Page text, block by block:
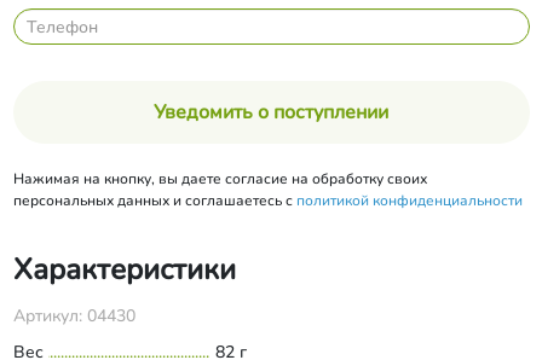
Уведомить о поступлении
Нажимая на кнопку, вы даете согласие на обработку своих
персональных данных и соглашаетесь с политикой конфиденциальности
Характеристики
Артикул: 04430
Вес
82 г